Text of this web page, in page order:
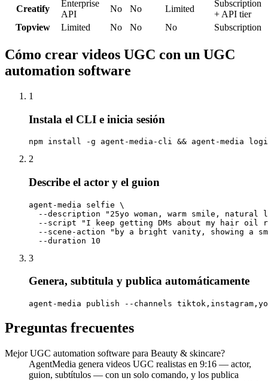
Creatify
Enterprise
API
No No Limited
Subscription
+ API tier
Topview
Limited No No No Subscription
Cómo crear videos UGC con un UGC
automation software
1
Instala el CLI e inicia sesión
npm install -g agent-media-cli && agent-media
2
Describe el actor y el guion
agent-media selfie \
--description "25yo woman, warm smile, natural
--script "I keep getting DMs about my hair oil
--scene-action "by a bright vanity, showing a
  --duration 10
3
Genera, subtitula y publica automáticamente
agent-media publish --channels
Preguntas frecuentes
Mejor UGC automation software para Beauty & skincare?
AgentMedia genera videos UGC realistas en 9:16 — actor,
guion, subtítulos — con un solo comando, y los publica